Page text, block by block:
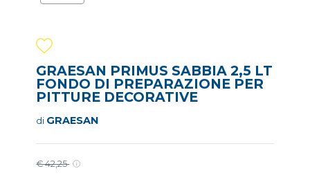
GRAESAN PRIMUS SABBIA 2,5 LT
FONDO DI PREPARAZIONE PER
PITTURE DECORATIVE
di GRAESAN
€ 42,25